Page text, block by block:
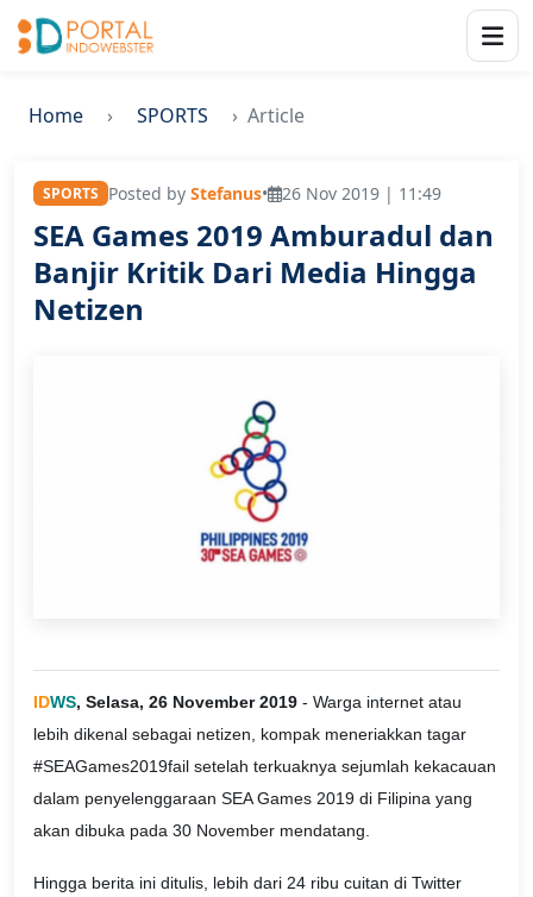
Home SPORTS Article
SPORTS Posted by Stefanus• 26 Nov 2019 | 11:49
SEA Games 2019 Amburadul dan
Banjir Kritik Dari Media Hingga
Netizen
IDWS, Selasa, 26 November 2019 - Warga internet atau
lebih dikenal sebagai netizen, kompak meneriakkan tagar
#SEAGames2019fail setelah terkuaknya sejumlah kekacauan
dalam penyelenggaraan SEA Games 2019 di Filipina yang
akan dibuka pada 30 November mendatang.
Hingga berita ini ditulis, lebih dari 24 ribu cuitan di Twitter